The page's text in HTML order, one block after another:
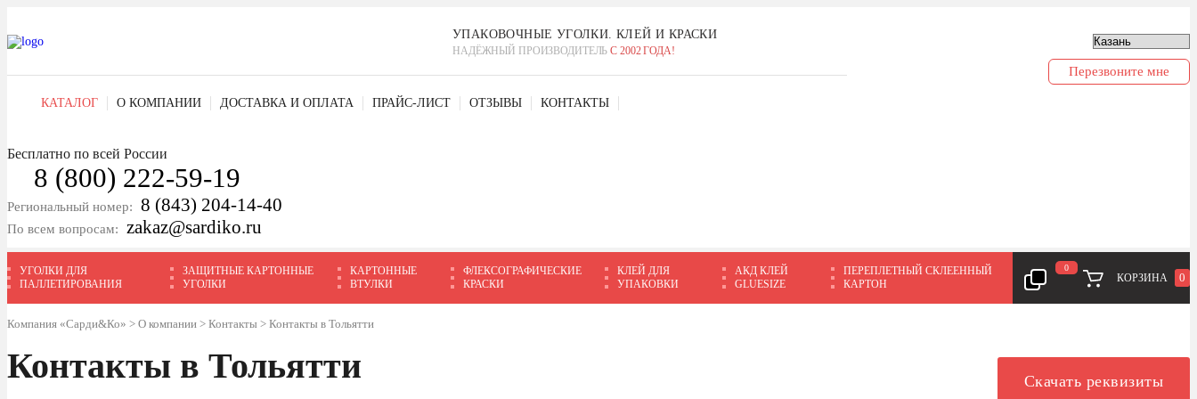
УПАКОВОЧНЫЕ УГОЛКИ. КЛЕЙ И КРАСКИ
НАДЁЖНЫЙ ПРОИЗВОДИТЕЛЬС 2002 ГОДА!
Перезвоните мне
КАТАЛОГ О КОМПАНИИ ДОСТАВКА И ОПЛАТА ПРАЙС-ЛИСТ ОТЗЫВЫ КОНТАКТЫ
Бесплатно по всей России
8 (800) 222-59-19
Региональный номер: 8 (843) 204-14-40
По всем вопросам: zakaz@sardiko.ru
УГОЛКИ ДЛЯ
ПАЛЛЕТИРОВАНИЯ
ЗАЩИТНЫЕ КАРТОННЫЕ
УГОЛКИ
КАРТОННЫЕ
ВТУЛКИ
ФЛЕКСОГРАФИЧЕСКИЕ
КРАСКИ
КЛЕЙ ДЛЯ
УПАКОВКИ
АКД КЛЕЙ
GLUESIZE
ПЕРЕПЛЕТНЫЙ СКЛЕЕННЫЙ
КАРТОН
0
КОРЗИНА 0
Компания «Сарди&Ко» > О компании > Контакты > Контакты в Тольятти
Контакты в Тольятти Скачать реквизиты